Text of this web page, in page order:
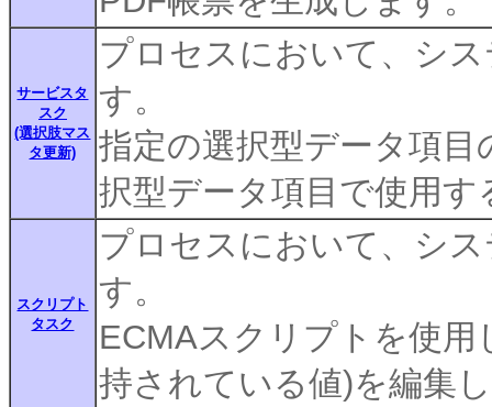
サービスタ
スク
(選択肢マス
タ更新)
プロセスにおいて、シ
す。
指定の選択型データ項
択型データ項目で使用
スクリプト
タスク
プロセスにおいて、シ
す。
ECMAスクリプトを使
持されている値)を編集